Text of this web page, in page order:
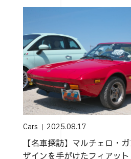
Cars 2025.08.17
【名車探訪】マルチェロ・
ザインを手がけたフィアット